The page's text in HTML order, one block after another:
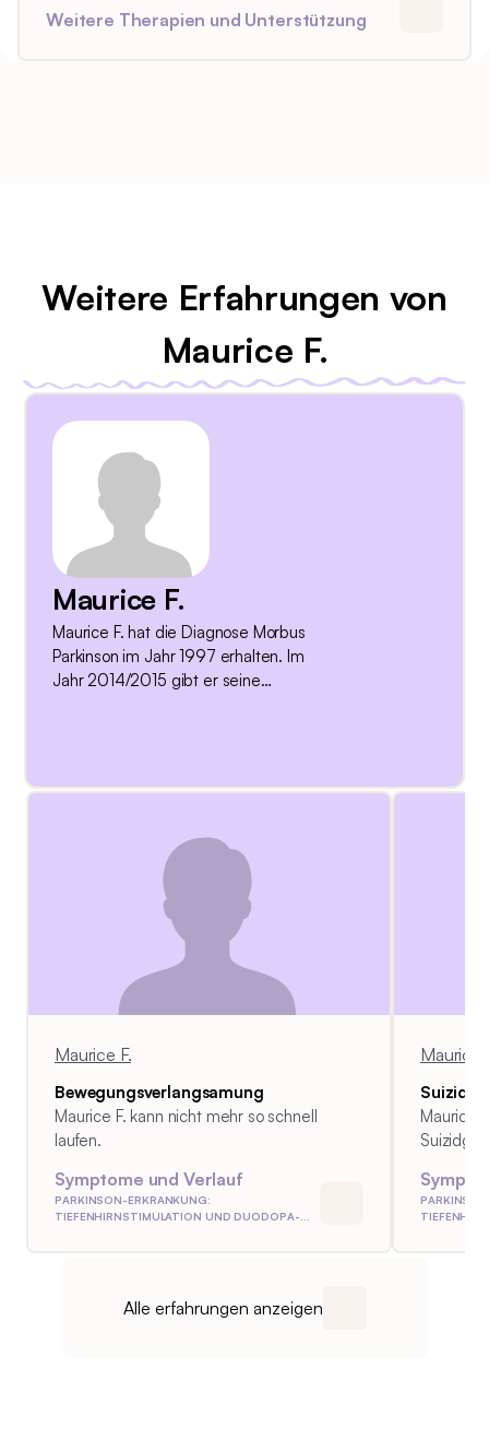
Weitere Therapien und Unterstützung
Weitere Erfahrungen von
Maurice F.
Maurice F.
Maurice F. hat die Diagnose Morbus
Parkinson im Jahr 1997 erhalten. Im
Jahr 2014/2015 gibt er seine
er die Duodopa®-Pumpe erhalten,
deren Wirkung er als positiv
empfunden hat. Im Jahr 2019 hat er
mit der Therapie der Tiefen
Hirnstimulation begonnen, von der er,
zum Zeitpunkt des Interviews, keine
Verbesserung der Symptomatik
verspürt. Alter zum Zeitpunkt der
Duodopa®-Pumpe und Tiefe
Hirnstimulation
Maurice F.
Bewegungsverlangsamung
Maurice F. kann nicht mehr so schnell
laufen.
Symptome und Verlauf
PARKINSON-ERKRANKUNG:
TIEFENHIRNSTIMULATION UND DUODOPA-
Maurice
Maurice
Alle erfahrungen anzeigen